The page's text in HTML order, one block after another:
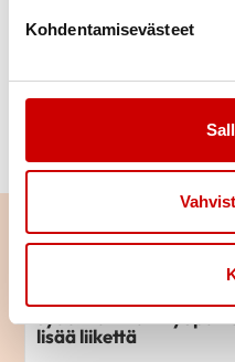
Kohdentamisevästeet
Sydänterveyden
verenpaine, kolesteroli
niitä säännöllisesti,
ajoissa ja voit tukea
Lue seuraavaksi
Istuminen kuormittaa
sydäntä – näin
lisää liikettä